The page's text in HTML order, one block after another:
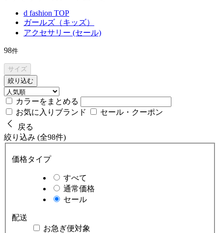
d fashion TOP
ガールズ（キッズ）
アクセサリー (セール)
98件
サイズ
絞り込む
カラーをまとめる
お気に入りブランド
セール・クーポン
戻る
絞り込み (全98件)
価格タイプ
すべて
通常価格
セール
配送
お急ぎ便対象